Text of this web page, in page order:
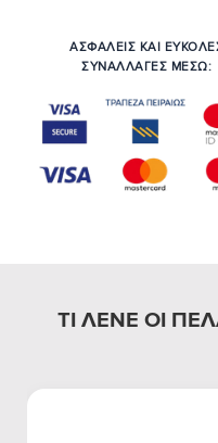
ΑΣΦΑΛΕΙΣ ΚΑΙ
ΣΥΝΑΛΛΑΓΕΣ ΜΕΣΩ:
ΤΙ ΛΕΝΕ ΟΙ